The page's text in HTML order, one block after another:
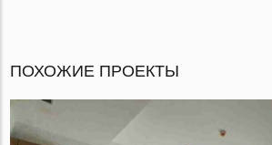
ПОХОЖИЕ ПРОЕКТЫ